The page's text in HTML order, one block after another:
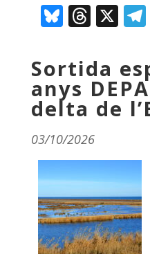
Bluesky
X
Sortida
anys
delta de
03/10/2026